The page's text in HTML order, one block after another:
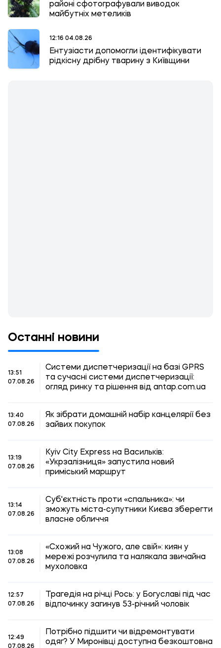
районі сфотографували виводок
майбутніх метеликів
12:16 04.08.26
Ентузіасти допомогли ідентифікувати
рідкісну дрібну тварину з Київщини
Останні новини
13:51
07.08.26
Системи диспетчеризації на базі GPRS
та сучасні системи диспетчеризації:
огляд ринку та рішення від antap.com.ua
13:40
07.08.26
Як зібрати домашній набір канцелярії без
зайвих покупок
13:19
07.08.26
Kyiv City Express на Васильків:
«Укрзалізниця» запустила новий
приміський маршрут
13:14
07.08.26
Суб'єктність проти «спальника»: чи
зможуть міста-супутники Києва зберегти
власне обличчя
13:08
07.08.26
«Схожий на Чужого, але свій»: киян у
мережі розчулила та налякала звичайна
мухоловка
12:57
07.08.26
Трагедія на річці Рось: у Богуславі під час
відпочинку загинув 53-річний чоловік
12:49
07.08.26
Потрібно підшити чи відремонтувати
одяг? У Миронівці доступна безкоштовна